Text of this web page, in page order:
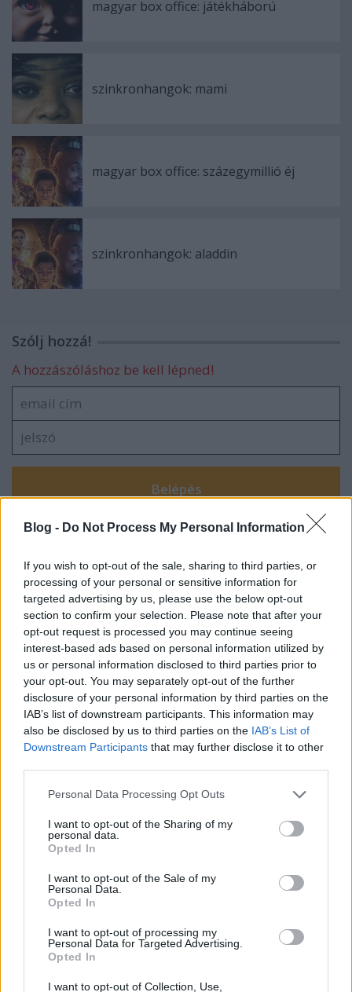
Blog - Do Not Process My Personal Information
If you wish to opt-out of the sale, sharing to third parties, or
processing of your personal or sensitive information for
targeted advertising by us, please use the below opt-out
section to confirm your selection. Please note that after your
opt-out request is processed you may continue seeing
interest-based ads based on personal information utilized by
us or personal information disclosed to third parties prior to
your opt-out. You may separately opt-out of the further
disclosure of your personal information by third parties on the
IAB’s list of downstream participants. This information may
also be disclosed by us to third parties on the IAB’s List of
Downstream Participants that may further disclose it to other
Please note that this website/app uses one or more Google
not limited to your visit or usage behaviour. You may click to
grant or deny consent to Google and its third-party tags to
use your data for below specified purposes in below Google
consent section.
Personal Data Processing Opt Outs
I want to opt-out of the Sharing of my
personal data.
Opted In
I want to opt-out of the Sale of my
Personal Data.
Opted In
I want to opt-out of processing my
Personal Data for Targeted Advertising.
Opted In
I want to opt-out of Collection, Use,
magyar box office: játékháború
szinkronhangok: mami
magyar box office: százegymillió éj
szinkronhangok: aladdin
Szólj hozzá!
A hozzászóláshoz be kell lépned!
VAGY
zsóka_eszter
12 éve
az elsőt bírtam, ez már nem igazán érdekel, csak
annyit fűznék hozzá, könyörgöm, Jessica Albát tiltsák
el attól, amit színészet címszó alatt művel
12 éve
@zsóka_eszter: most mééé, szegény még az arcát is
felvarratta :P ?
doggfather
nekem clive owen hiány sokkal jobban fáj. :S